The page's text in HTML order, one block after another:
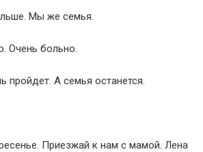
Мы же семья.
Очень больно.
А семья останется.
Приезжай к нам с мамой. Лена